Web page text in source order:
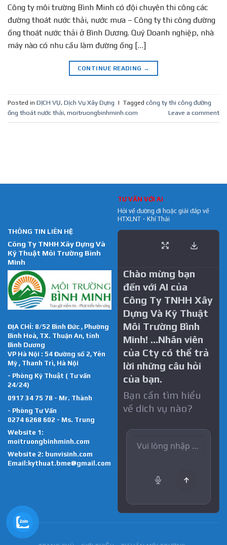
Công ty môi trường Bình Minh có đội chuyên thi công các
đường thoát nước thải, nước mưa – Công ty thi công đường
ống thoát nước thải ở Bình Dương. Quý Doanh nghiệp, nhà
máy nào có nhu cầu làm đường ống […]
CONTINUE READING →
Posted in DỊCH VỤ, Dịch Vụ Xây Dựng | Tagged công ty thi công đường
ống thoát nước thải, moitruongbinhminh.com Leave a comment
THÔNG TIN LIÊN HỆ
Công Ty TNHH Xây Dựng Và
Kỹ Thuật Môi Trường Bình
Minh
ĐỊA CHỈ: 8/52 Bình Đức , Phường
Bình Hoà, TX. Thuận An, tỉnh
Bình Dương
VP Hà Nội : 54 Đường số 2, Yên
Mỹ , Thanh Trì, Hà Nội
- Phòng Kỹ Thuật ( Tư vấn
24/24)
0917 34 75 78 - Mr. Thành
- Phòng Tư Vấn
0274 6268 602 - Ms. Trung
Website 1:
moitruongbinhminh.com
Website 2: bunvisinh.com
Email:kythuat.bme@gmail.com
TƯ VẤN VỚI AI
Hỏi về đường đi hoặc giải đáp về
HTXLNT - Khí Thải
Chào mừng bạn
đến với AI của
Công Ty TNHH Xây
Dựng Và Kỹ Thuật
Môi Trường Bình
Minh! …Nhân viên
của Cty có thể trả
lời những câu hỏi
của bạn.
Bạn cần tìm hiểu
về dich vụ nào?